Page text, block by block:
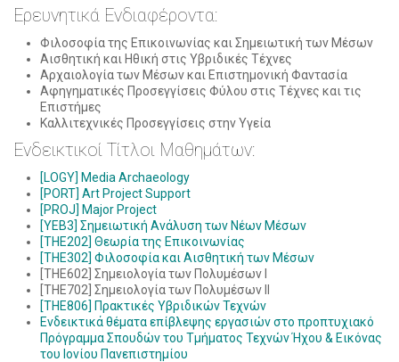
Ερευνητικά Ενδιαφέροντα:
Φιλοσοφία της Επικοινωνίας και Σημειωτική των Μέσων
Αισθητική και Ηθική στις Υβριδικές Τέχνες
Αρχαιολογία των Μέσων και Επιστημονική Φαντασία
Αφηγηματικές Προσεγγίσεις Φύλου στις Τέχνες και τις
Επιστήμες
Καλλιτεχνικές Προσεγγίσεις στην Υγεία
Ενδεικτικοί Τίτλοι Μαθημάτων:
[LOGY] Media Archaeology
[PORT] Art Project Support
[PROJ] Major Project
[YEB3] Σημειωτική Ανάλυση των Νέων Μέσων
[THE202] Θεωρία της Επικοινωνίας
[THE302] Φιλοσοφία και Αισθητική των Μέσων
[THE602] Σημειολογία των Πολυμέσων Ι
[THE702] Σημειολογία των Πολυμέσων ΙΙ
[THE806] Πρακτικές Υβριδικών Τεχνών
Ενδεικτικά θέματα επίβλεψης εργασιών στο προπτυχιακό
Πρόγραμμα Σπουδών του Τμήματος Τεχνών Ήχου & Εικόνας
του Ιονίου Πανεπιστημίου